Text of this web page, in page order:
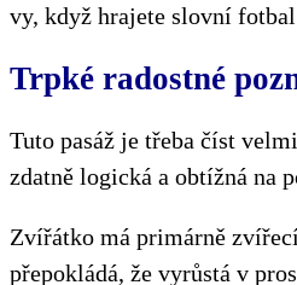
vy, když hrajete slovní
Trpké radostné
Tuto pasáž je třeba číst
zdatně logická a obtížná na
Zvířátko má primárně
přepokládá, že vyrůstá v